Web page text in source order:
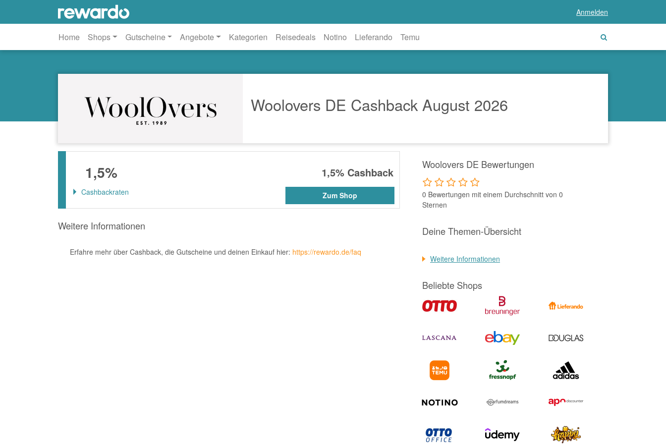
Anmelden
Home Shops Gutscheine Angebote Kategorien Reisedeals Notino Lieferando Temu
Woolovers DE Cashback August 2026
1,5% 1,5% Cashback
Cashbackraten Zum Shop
Weitere Informationen
Erfahre mehr über Cashback, die Gutscheine und deinen Einkauf hier: https://rewardo.de/faq
Woolovers DE Bewertungen
0 Bewertungen mit einem Durchschnitt von 0
Sternen
Deine Themen-Übersicht
Weitere Informationen
Beliebte Shops